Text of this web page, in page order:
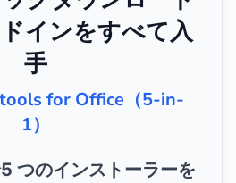
インをすべて入
手
for Office（5-in-
1）
5 つのインストーラーを